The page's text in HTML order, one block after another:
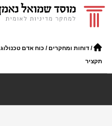
/ דוחות ומחקרים / כוח אדם
תקציר